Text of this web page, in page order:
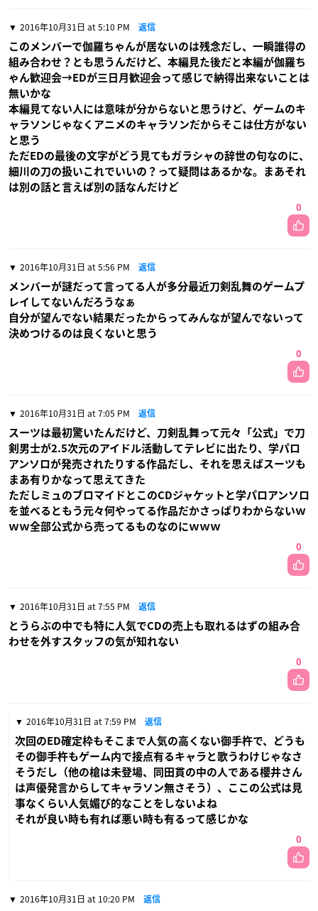
2016年10月31日 at 5:10 PM 返信
このメンバーで伽羅ちゃんが居ないのは残念だし、一瞬誰得の
組み合わせ？とも思うんだけど、本編見た後だと本編が伽羅ち
ゃん歓迎会→EDが三日月歓迎会って感じで納得出来ないことは
無いかな
本編見てない人には意味が分からないと思うけど、ゲームのキ
ャラソンじゃなくアニメのキャラソンだからそこは仕方がない
と思う
ただEDの最後の文字がどう見てもガラシャの辞世の句なのに、
細川の刀の扱いこれでいいの？って疑問はあるかな。まあそれ
は別の話と言えば別の話なんだけど
0
2016年10月31日 at 5:56 PM 返信
メンバーが謎だって言ってる人が多分最近刀剣乱舞のゲームプ
レイしてないんだろうなぁ
自分が望んでない結果だったからってみんなが望んでないって
決めつけるのは良くないと思う
0
2016年10月31日 at 7:05 PM 返信
スーツは最初驚いたんだけど、刀剣乱舞って元々「公式」で刀
剣男士が2.5次元のアイドル活動してテレビに出たり、学パロ
アンソロが発売されたりする作品だし、それを思えばスーツも
まあ有りかなって思えてきた
ただしミュのブロマイドとこのCDジャケットと学パロアンソロ
を並べるともう元々何やってる作品だかさっぱりわからないｗ
ｗｗ全部公式から売ってるものなのにｗｗｗ
0
2016年10月31日 at 7:55 PM 返信
とうらぶの中でも特に人気でCDの売上も取れるはずの組み合
わせを外すスタッフの気が知れない
0
2016年10月31日 at 7:59 PM 返信
次回のED確定枠もそこまで人気の高くない御手杵で、どうも
その御手杵もゲーム内で接点有るキャラと歌うわけじゃなさ
そうだし（他の槍は未登場、同田貫の中の人である櫻井さん
は声優発言からしてキャラソン無さそう）、ここの公式は見
事なくらい人気媚び的なことをしないよね
それが良い時も有れば悪い時も有るって感じかな
0
2016年10月31日 at 10:20 PM 返信